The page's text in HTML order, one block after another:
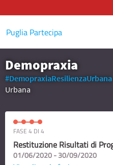
Puglia Partecipa
Demopraxia
#DemopraxiaResilienzaUrbana
Urbana
FASE 4 DI 4
Restituzione Risultati di
01/06/2020 - 30/09/2020